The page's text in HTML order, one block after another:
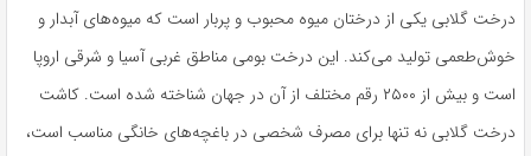
درخت گلابی یکی از درختان میوه محبوب و پربار است که میوه‌های آبدار و
خوش‌طعمی تولید می‌کند. این درخت بومی مناطق غربی آسیا و شرقی اروپا
است و بیش از ۲۵۰۰ رقم مختلف از آن در جهان شناخته شده است. کاشت
درخت گلابی نه تنها برای مصرف شخصی در باغچه‌های خانگی مناسب است،